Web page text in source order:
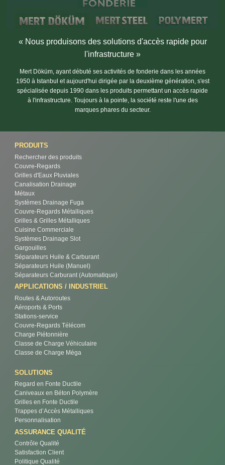
« Nous produisons des solutions d'accès rapide pour
l'infrastructure »
Mert Döküm, ayant débuté ses activités de fonderie dans les années
1950 à Istanbul et aujourd'hui dirigée par la deuxième génération, s'est
spécialisée depuis 1990 dans les produits permettant un accès rapide
à l'infrastructure. Toujours à la pointe, la société reste l'une des
marques phares du secteur.
PRODUITS
Rechercher des produits
Couvre-Regards
Grilles d'Eaux Pluviales
Canalisation Drainage
Métaux
Systèmes Drainage Fuga
Couvre-Regards Métalliques
Grilles & Grilles Métalliques
Cuisine Commerciale
Systèmes Drainage Slot
Gargouilles
Séparateurs Huile & Carburant
Séparateurs Huile (Manuel)
Séparateurs Carburant (Automatique)
APPLICATIONS / INDUSTRIEL
Routes & Autoroutes
Aéroports & Ports
Stations-service
Couvre-Regards Télécom
Charge Piétonnière
Classe de Charge Véhiculaire
Classe de Charge Méga
SOLUTIONS
Regard en Fonte Ductile
Caniveaux en Béton Polymère
Grilles en Fonte Ductile
Trappes d’Accès Métalliques
Personnalisation
ASSURANCE QUALITÉ
Contrôle Qualité
Satisfaction Client
Politique Qualité